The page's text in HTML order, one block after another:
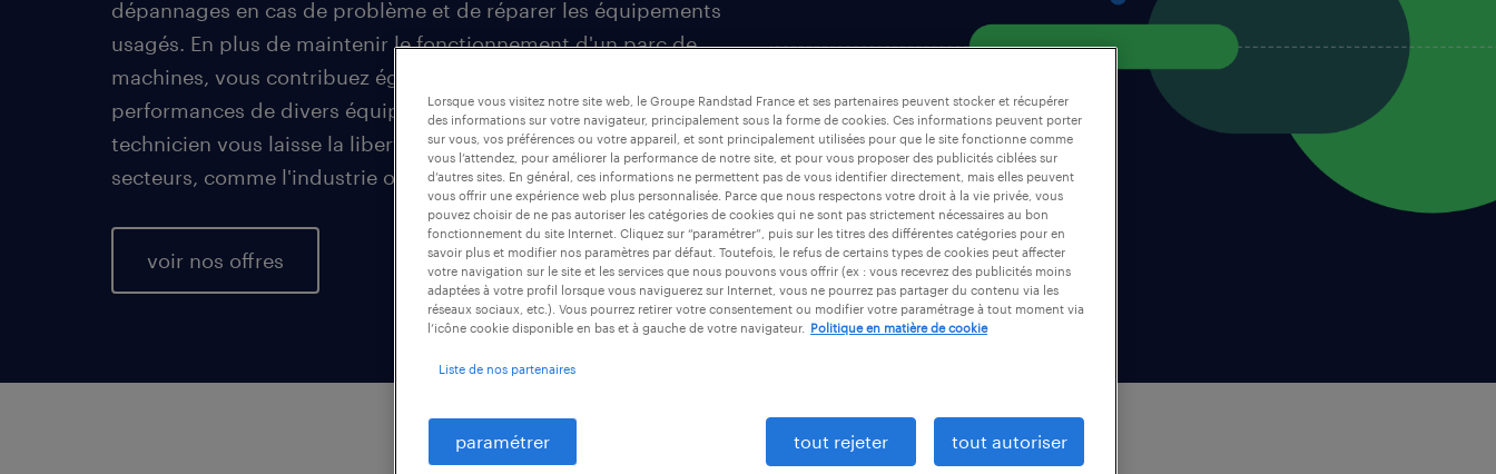
dépannages en cas de problème et de réparer les équipements
usagés. En plus de maintenir le fonctionnement d'un parc de
machines, vous contribuez également à améliorer les
performances de divers équipements. Travailler comme
technicien vous laisse la liberté d'évoluer dans plusieurs
secteurs, comme l'industrie ou la santé.
voir nos offres
Lorsque vous visitez notre site web, le Groupe Randstad France et ses partenaires peuvent stocker et récupérer
des informations sur votre navigateur, principalement sous la forme de cookies. Ces informations peuvent porter
sur vous, vos préférences ou votre appareil, et sont principalement utilisées pour que le site fonctionne comme
vous l’attendez, pour améliorer la performance de notre site, et pour vous proposer des publicités ciblées sur
d’autres sites. En général, ces informations ne permettent pas de vous identifier directement, mais elles peuvent
vous offrir une expérience web plus personnalisée. Parce que nous respectons votre droit à la vie privée, vous
pouvez choisir de ne pas autoriser les catégories de cookies qui ne sont pas strictement nécessaires au bon
fonctionnement du site Internet. Cliquez sur “paramétrer”, puis sur les titres des différentes catégories pour en
savoir plus et modifier nos paramètres par défaut. Toutefois, le refus de certains types de cookies peut affecter
votre navigation sur le site et les services que nous pouvons vous offrir (ex : vous recevrez des publicités moins
adaptées à votre profil lorsque vous naviguerez sur Internet, vous ne pourrez pas partager du contenu via les
réseaux sociaux, etc.). Vous pourrez retirer votre consentement ou modifier votre paramétrage à tout moment via
l’icône cookie disponible en bas et à gauche de votre navigateur.
Politique en matière de cookie
Liste de nos partenaires
paramétrer tout rejeter tout autoriser